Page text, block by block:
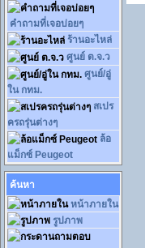
คำถามที่เจอบ่อยๆ
ร้านอะไหล่
ศูนย์ ต.จ.ว
ศูนย์/อู่
ใน กทม.
สเปร
ครถรุ่นต่างๆ
ล้อ
แม็กซ์ Peugeot
ค้นหา
หน้าภายใน
รูปภาพ